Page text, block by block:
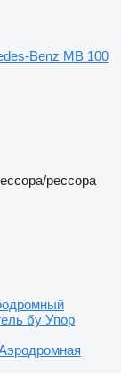
Benz MB 100
рессора
бу Упор